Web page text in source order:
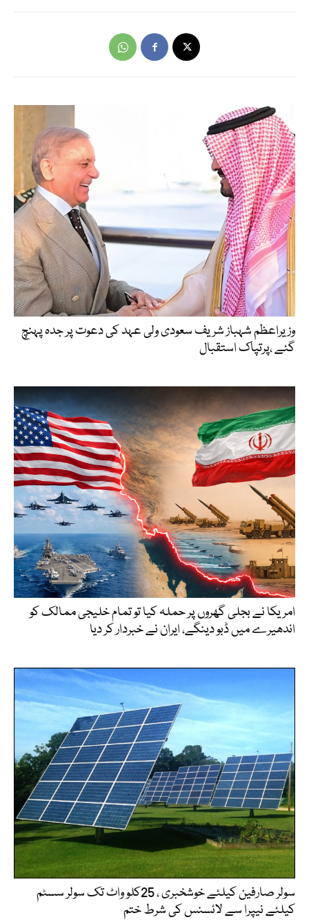
وزیراعظم شہباز شریف سعودی ولی عہد کی دعوت پر جدہ پہنچ
گئے ،پرتپاک استقبال
امریکا نے بجلی گھروں پر حملہ کیا تو تمام خلیجی ممالک کو
اندھیرے میں ڈبو دینگے، ایران نے خبردار کر دیا
سولر صارفین کیلئے خوشخبری ، 25کلو واٹ تک سولر سسٹم
کیلئے نیپرا سے لائسنس کی شرط ختم